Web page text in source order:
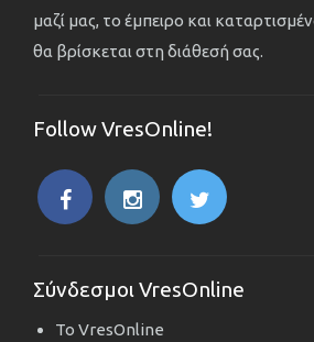
μαζί μας, το έμπειρο και
θα βρίσκεται στη διάθεσή σας.
Follow VresOnline!
Σύνδεσμοι VresOnline
Το VresOnline